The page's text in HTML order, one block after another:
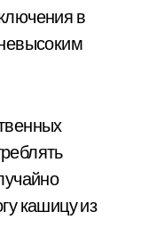
в
кашицу из